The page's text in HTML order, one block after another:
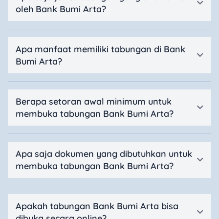
oleh Bank Bumi Arta?
Apa manfaat memiliki tabungan di Bank
Bumi Arta?
Berapa setoran awal minimum untuk
membuka tabungan Bank Bumi Arta?
Apa saja dokumen yang dibutuhkan untuk
membuka tabungan Bank Bumi Arta?
Apakah tabungan Bank Bumi Arta bisa